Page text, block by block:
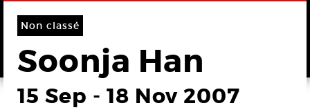
Non classé
Soonja Han
15 Sep - 18 Nov 2007